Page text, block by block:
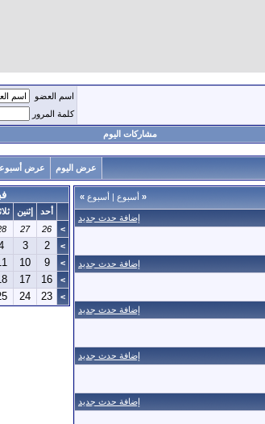
اسم العضو
كلمة المرور
مشاركات اليوم
عرض اليوم عرض
« أسبوع | أسبوع »
إضافة حدث جديد
إضافة حدث جديد
إضافة حدث جديد
إضافة حدث جديد
إضافة حدث جديد
أحد إثنين
>
26
27
>
2
3
>
9
10
>
16
17
>
23
24